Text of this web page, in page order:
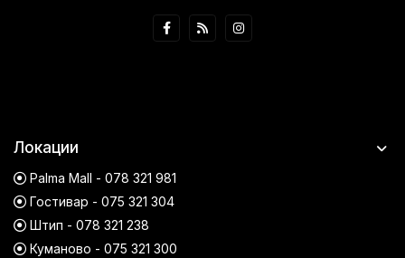
Локации
Palma Mall - 078 321 981
Гостивар - 075 321 304
Штип - 078 321 238
Куманово - 075 321 300